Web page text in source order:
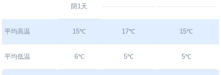
阴1天
平均高温 15℃ 17℃ 15℃
平均低温 6℃ 5℃ 5℃